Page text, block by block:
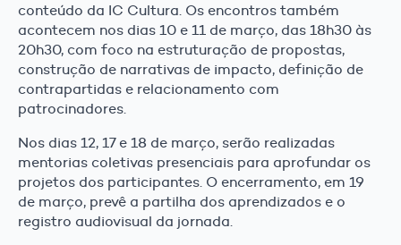
conteúdo da IC Cultura. Os encontros também
acontecem nos dias 10 e 11 de março, das 18h30 às
20h30, com foco na estruturação de propostas,
construção de narrativas de impacto, definição de
contrapartidas e relacionamento com
patrocinadores.
Nos dias 12, 17 e 18 de março, serão realizadas
mentorias coletivas presenciais para aprofundar os
projetos dos participantes. O encerramento, em 19
de março, prevê a partilha dos aprendizados e o
registro audiovisual da jornada.